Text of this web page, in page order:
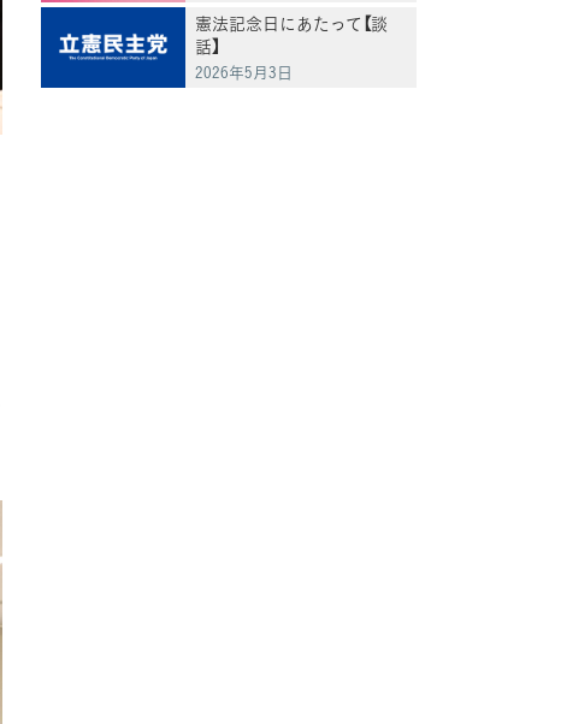
憲法記念日にあたって【談
話】
2026年5月3日